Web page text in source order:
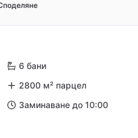
6 бани
2800 м² парцел
Заминаване до 10:00